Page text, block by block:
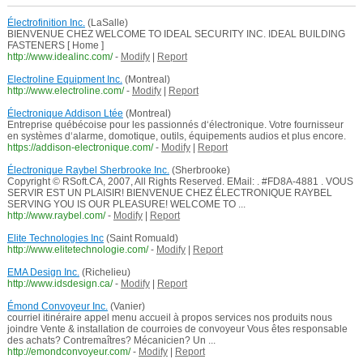
Électrofinition Inc.(LaSalle)
BIENVENUE CHEZ WELCOME TO IDEAL SECURITY INC. IDEAL BUILDING
FASTENERS [ Home ]
http://www.idealinc.com/ - Modify|
Report
Electroline Equipment Inc.(Montreal)
http://www.electroline.com/ - Modify|
Report
Électronique Addison Ltée (Montreal)
Entreprise québécoise pour les passionnés d‘électronique. Votre fournisseur
en systèmes d‘alarme, domotique, outils, équipements audios et plus encore.
https://addison-electronique.com/ - Modify|
Report
Électronique Raybel Sherbrooke Inc.(Sherbrooke)
Copyright © RSoft.CA, 2007, All Rights Reserved. EMail: . #FD8A-4881 . VOUS
SERVIR EST UN PLAISIR! BIENVENUE CHEZ ÉLECTRONIQUE RAYBEL
SERVING YOU IS OUR PLEASURE! WELCOME TO ...
http://www.raybel.com/ - Modify|
Report
Elite Technologies Inc(Saint Romuald)
http://www.elitetechnologie.com/ - Modify|
Report
EMA Design Inc.(Richelieu)
http://www.idsdesign.ca/ - Modify|
Report
Émond Convoyeur Inc.(Vanier)
courriel itinéraire appel menu accueil à propos services nos produits nous
joindre Vente & installation de courroies de convoyeur Vous êtes responsable
des achats? Contremaîtres? Mécanicien? Un ...
http://emondconvoyeur.com/ - Modify|
Report